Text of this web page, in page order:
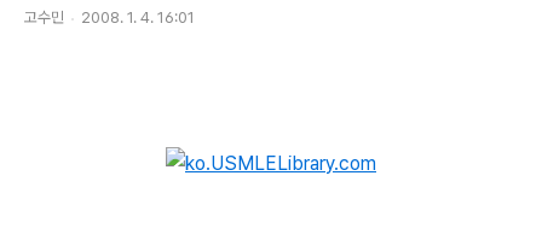
고수민 2008. 1. 4. 16:01